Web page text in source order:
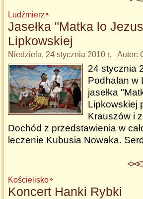
Ludźmierz
Jasełka "Matka lo
Lipkowskiej
Niedziela, 24 stycznia 2010 r. Autor:
24 stycznia
Podhalan w
jasełka
Lipkowskiej
Krauszów i
Dochód z przedstawienia w
leczenie Kubusia Nowaka.
Kościelisko
Koncert Hanki Rybki